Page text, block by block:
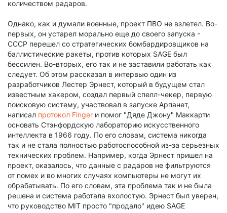
количеством радаров.
Однако, как и думали военные, проект ПВО не взлетел. Во-
первых, он устарел морально еще до своего запуска -
СССР перешел со стратегических бомбардировщиков на
баллистические ракеты, против которых SAGE был
бессилен. Во-вторых, его так и не заставили работать как
следует. Об этом рассказал в интервью один из
разработчиков Лестер Эрнест, который в будущем стал
известным хакером, создал первый спелл-чекер, первую
поисковую систему, участвовал в запуске Арпанет,
написал протокол Finger и помог "Дяде Джону" Маккарти
основать Стэнфордскую лабораторию искусственного
интеллекта в 1966 году. По его словам, система никогда
так и не стала полностью работоспособной из-за серьезных
технических проблем. Например, когда Эрнест пришел на
проект, оказалось, что данные с радаров не фильтруются
от помех и во многих случаях компьютеры не могут их
обрабатывать. По его словам, эта проблема так и не была
решена и система работала вхолостую. Эрнест был уверен,
что руководство MIT просто "продало" идею SAGE